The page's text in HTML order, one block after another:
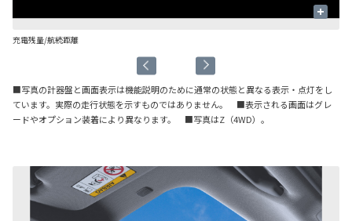
+
充電残量/航続距離
■写真の計器盤と画面表示は機能説明のために通常の状態と異なる表示・点灯をし
ています。実際の走行状態を示すものではありません。 ■表示される画面はグレ
ードやオプション装着により異なります。 ■写真はZ（4WD）。